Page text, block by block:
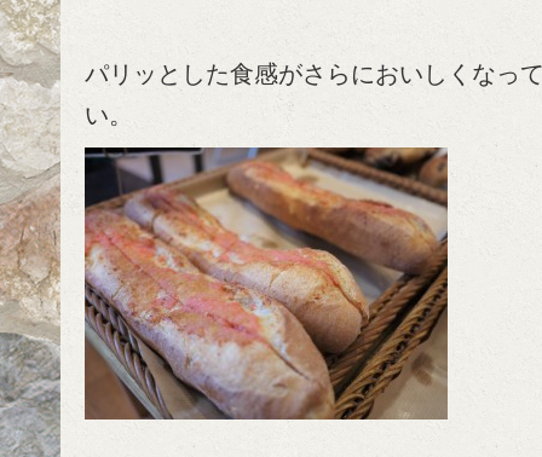
パリッとした食感がさらにおいしくなっ
い。